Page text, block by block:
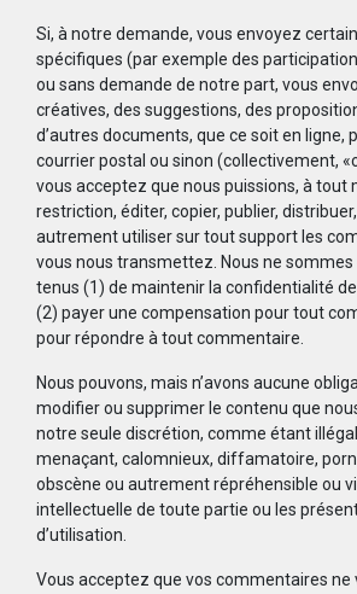
Si, à notre demande, vous envoyez
spécifiques (par exemple des
ou sans demande de notre part, vous
créatives, des suggestions, des
d’autres documents, que ce soit en ligne,
courrier postal ou sinon (collectivement,
vous acceptez que nous puissions, à tout
restriction, éditer, copier, publier,
autrement utiliser sur tout support les
vous nous transmettez. Nous ne sommes
tenus (1) de maintenir la confidentialité
(2) payer une compensation pour tout
pour répondre à tout commentaire.
Nous pouvons, mais n’avons aucune
modifier ou supprimer le contenu que
notre seule discrétion, comme étant
menaçant, calomnieux, diffamatoire,
obscène ou autrement répréhensible ou
intellectuelle de toute partie ou les
d’utilisation.
Vous acceptez que vos commentaires ne